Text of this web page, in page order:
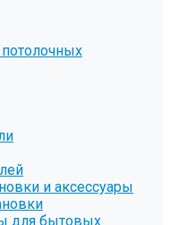
и аксессуары
для бытовых